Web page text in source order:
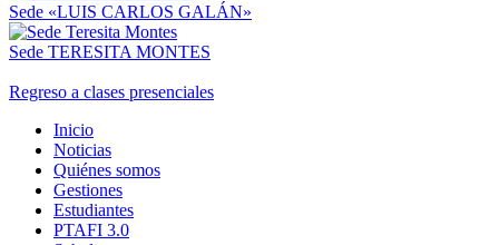
Sede «LUIS CARLOS GALÁN»
Sede TERESITA MONTES
Regreso a clases presenciales
Inicio
Noticias
Quiénes somos
Gestiones
Estudiantes
PTAFI 3.0